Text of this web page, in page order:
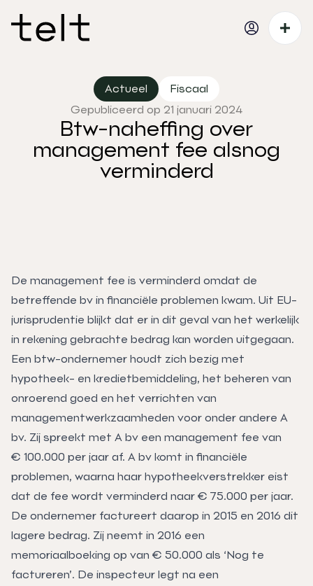
Actueel
Fiscaal
Gepubliceerd op 21 januari 2024
Btw-naheffing over
management fee alsnog
verminderd
De management fee is verminderd omdat de
betreffende bv in financiële problemen kwam. Uit EU-
jurisprudentie blijkt dat er in dit geval van het werkelijk
in rekening gebrachte bedrag kan worden uitgegaan.
Een btw-ondernemer houdt zich bezig met
hypotheek- en kredietbemiddeling, het beheren van
onroerend goed en het verrichten van
managementwerkzaamheden voor onder andere A
bv. Zij spreekt met A bv een management fee van
€ 100.000 per jaar af. A bv komt in financiële
problemen, waarna haar hypotheekverstrekker eist
dat de fee wordt verminderd naar € 75.000 per jaar.
De ondernemer factureert daarop in 2015 en 2016 dit
lagere bedrag. Zij neemt in 2016 een
memoriaalboeking op van € 50.000 als ‘Nog te
factureren’. De inspecteur legt na een